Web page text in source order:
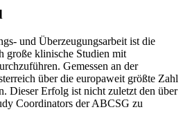
und Überzeugungsarbeit ist die
große klinische Studien mit
Gemessen an der
über die europaweit größte Zahl
Dieser Erfolg ist nicht zuletzt den über
Coordinators der ABCSG zu